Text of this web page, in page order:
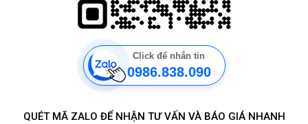
Click để nhắn tin
0986.838.090
QUÉT MÃ ZALO ĐỂ NHẬN TƯ VẤN VÀ BÁO GIÁ NHANH